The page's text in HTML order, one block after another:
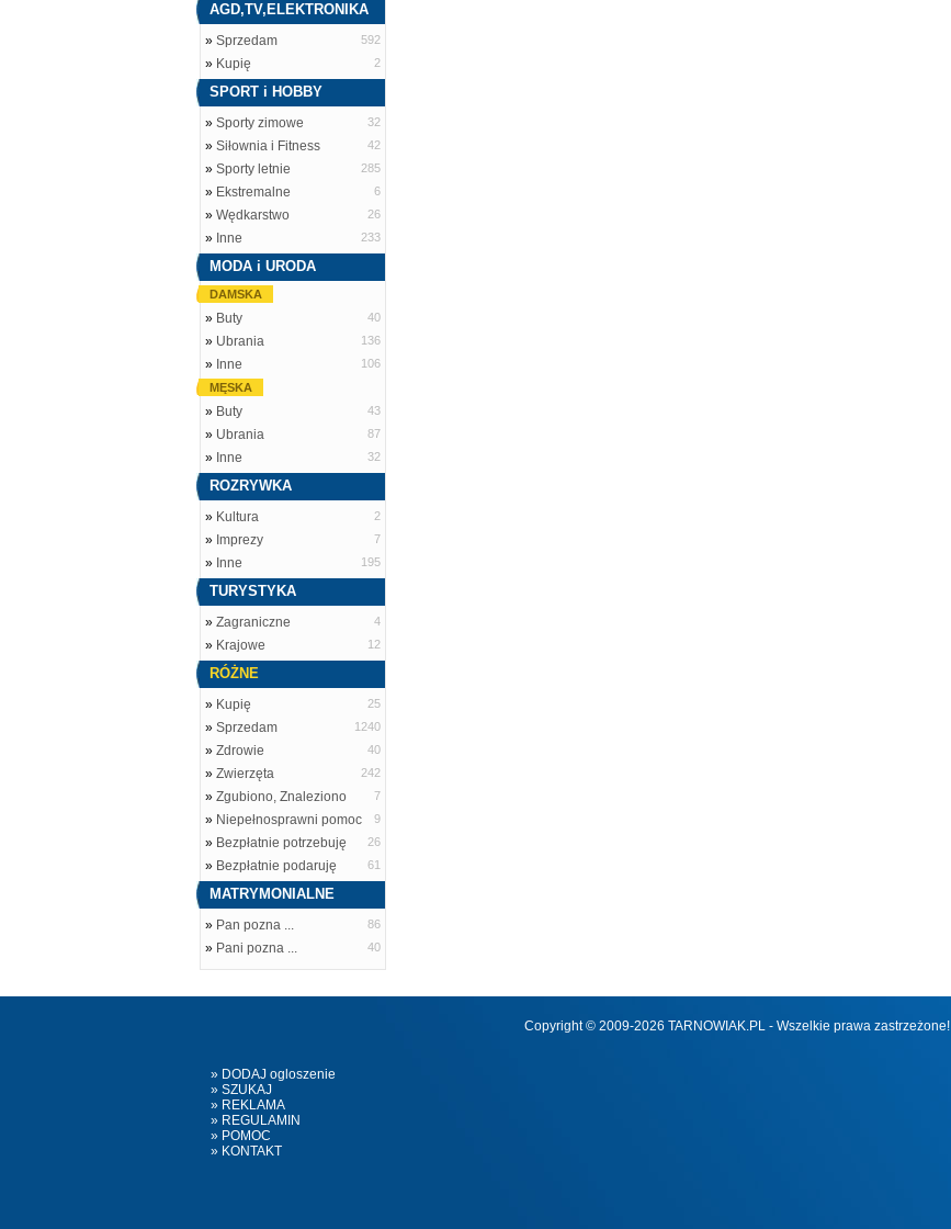
AGD,TV,ELEKTRONIKA
» Sprzedam 592
» Kupię 2
SPORT i HOBBY
» Sporty zimowe 32
» Siłownia i Fitness 42
» Sporty letnie 285
» Ekstremalne 6
» Wędkarstwo 26
» Inne 233
MODA i URODA
DAMSKA
» Buty 40
» Ubrania 136
» Inne
106
MĘSKA
» Buty 43
» Ubrania 87
» Inne 32
ROZRYWKA
» Kultura 2
» Imprezy 7
» Inne 195
TURYSTYKA
» Zagraniczne 4
» Krajowe 12
RÓŻNE
» Kupię 25
» Sprzedam 1240
» Zdrowie 40
» Zwierzęta 242
» Zgubiono, Znaleziono 7
» Niepełnosprawni pomoc 9
» Bezpłatnie potrzebuję 26
» Bezpłatnie podaruję 61
MATRYMONIALNE
» Pan pozna ... 86
» Pani pozna ... 40
Copyright © 2009-2026 TARNOWIAK.PL - Wszelkie prawa zastrzeżone!
» DODAJ ogloszenie
» SZUKAJ
» REKLAMA
» REGULAMIN
» POMOC
» KONTAKT